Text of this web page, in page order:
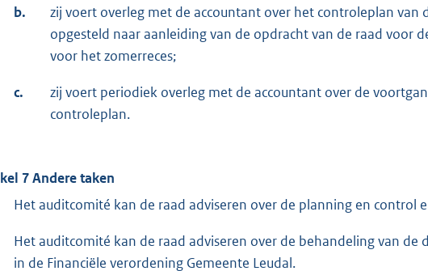
b.
zij voert overleg met de accountant over het controleplan van
opgesteld naar aanleiding van de opdracht van de raad voor
voor het zomerreces;
c.
zij voert periodiek overleg met de accountant over de
controleplan.
7 Andere taken
Het auditcomité kan de raad adviseren over de planning en control
Het auditcomité kan de raad adviseren over de behandeling van de
in de Financiële verordening Gemeente Leudal.